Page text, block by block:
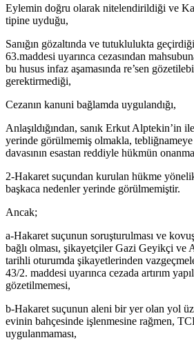
Eylemin doğru olarak nitelendirildiği ve
tipine uyduğu,
Sanığın gözaltında ve tutuklulukta
63.maddesi uyarınca cezasından
bu husus infaz aşamasında re’sen
gerektirmediği,
Cezanın kanuni bağlamda uygulandığı,
Anlaşıldığından, sanık Erkut Alptekin’in
yerinde görülmemiş olmakla,
davasının esastan reddiyle hükmün
2-Hakaret suçundan kurulan hükme
başkaca nedenler yerinde görülmemiştir.
Ancak;
a-Hakaret suçunun soruşturulması ve
bağlı olması, şikayetçiler Gazi Geyikçi ve
tarihli oturumda şikayetlerinden
43/2. maddesi uyarınca cezada artırım
gözetilmemesi,
b-Hakaret suçunun aleni bir yer olan yol
evinin bahçesinde işlenmesine rağmen,
uygulanmaması,